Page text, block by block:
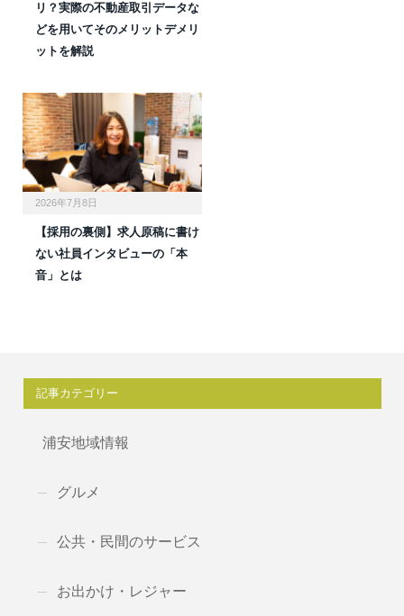
リ？実際の不動産取引データな
どを用いてそのメリットデメリ
ットを解説
2026年7月8日
【採用の裏側】求人原稿に書け
ない社員インタビューの「本
音」とは
記事カテゴリー
浦安地域情報
グルメ
公共・民間のサービス
お出かけ・レジャー